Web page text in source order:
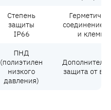
Степень
защиты
IP66
соединение
и клемм
ПНД
(полиэтилен
низкого
давления)
защита от